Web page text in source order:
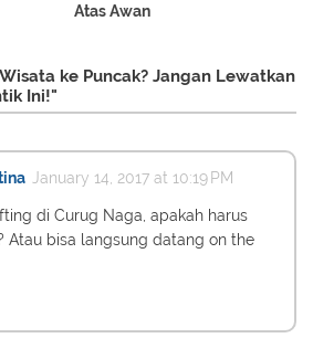
Atas Awan
ke Puncak? Jangan Lewatkan
Ini!"
January 14, 2017 at 10:19 PM
di Curug Naga, apakah harus
Atau bisa langsung datang on the